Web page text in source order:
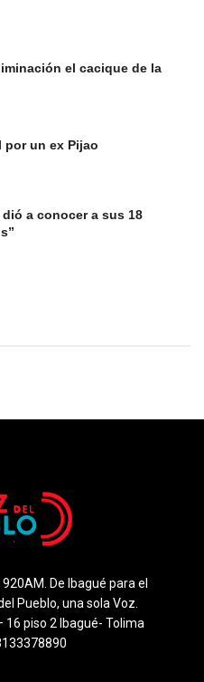
el cacique de la
un ex Pijao
a conocer a sus 18
De Ibagué para el
Pueblo, una sola Voz.
16 piso 2 Ibagué- Tolima